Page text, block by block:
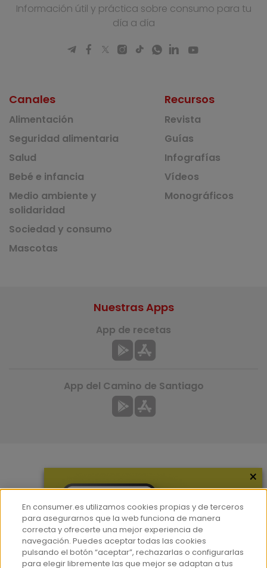
Información útil y práctica sobre consumo para tu
día a día
Canales
Alimentación
Seguridad alimentaria
Salud
Bebé e infancia
Medio ambiente y
solidaridad
Sociedad y consumo
Mascotas
Recursos
Revista
Guías
Infografías
Vídeos
Monográficos
Hemeroteca
Contacto
Prensa
Nuestras Apps
App de recetas
App del Camino de Santiago
×
En consumer.es utilizamos cookies propias y de terceros
para asegurarnos que la web funciona de manera
correcta y ofrecerte una mejor experiencia de
navegación. Puedes aceptar todas las cookies
pulsando el botón “aceptar”, rechazarlas o configurarlas
para elegir libremente las que mejor se adaptan a tus